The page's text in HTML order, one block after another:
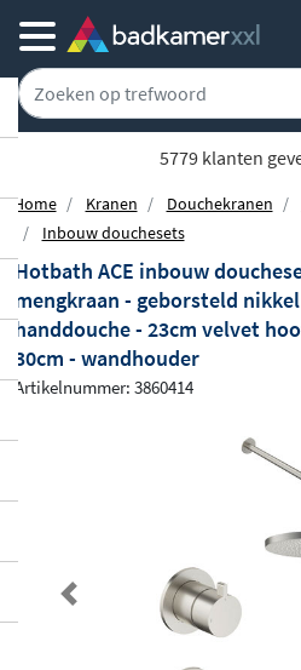
5779 klanten
Home Kranen Douchekranen
Inbouw douchesets
Hotbath ACE inbouw
mengkraan - geborsteld
handdouche - 23cm velvet
30cm - wandhouder
Artikelnummer: 3860414
Previous